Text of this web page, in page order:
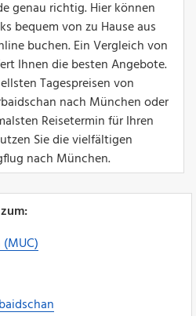
genau richtig. Hier können
bequem von zu Hause aus
buchen. Ein Vergleich von
Ihnen die besten Angebote.
Tagespreisen von
nach München oder
Reisetermin für Ihren
Sie die vielfältigen
nach München.